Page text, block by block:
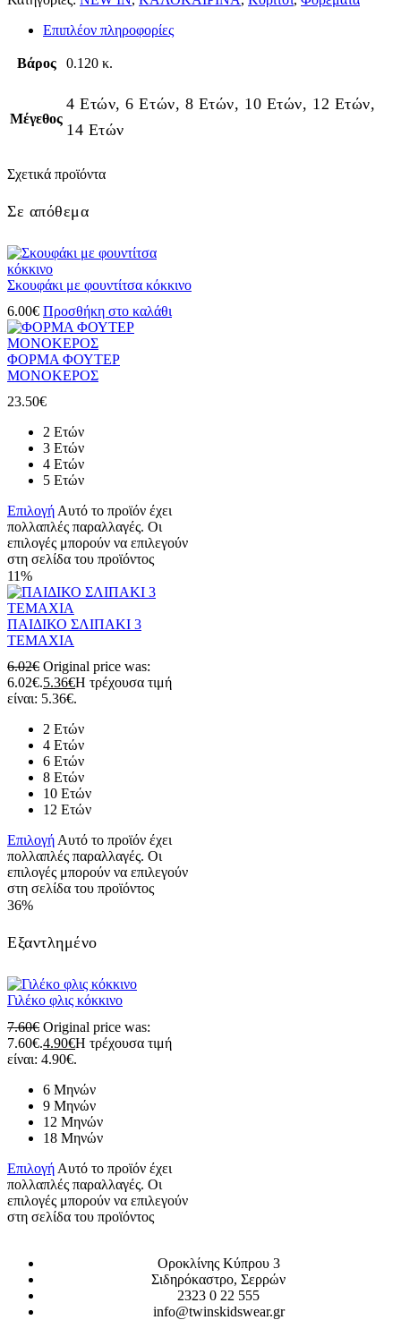
Επιπλέον πληροφορίες
Βάρος 0.120 κ.
Μέγεθος
4 Ετών, 6 Ετών, 8 Ετών, 10 Ετών, 12 Ετών,
14 Ετών
Σχετικά προϊόντα
Σε απόθεμα
Σκουφάκι με φουντίτσα κόκκινο
6.00€ Προσθήκη στο καλάθι
ΦΟΡΜΑ ΦΟΥΤΕΡ
ΜΟΝΟΚΕΡΟΣ
23.50€
2 Ετών
3 Ετών
4 Ετών
5 Ετών
Επιλογή Αυτό το προϊόν έχει
πολλαπλές παραλλαγές. Οι
επιλογές μπορούν να επιλεγούν
στη σελίδα του προϊόντος
11%
ΠΑΙΔΙΚΟ ΣΛΙΠΑΚΙ 3
ΤΕΜΑΧΙΑ
6.02€ Original price was:
6.02€.5.36€Η τρέχουσα τιμή
είναι: 5.36€.
2 Ετών
4 Ετών
6 Ετών
8 Ετών
10 Ετών
12 Ετών
Επιλογή Αυτό το προϊόν έχει
πολλαπλές παραλλαγές. Οι
επιλογές μπορούν να επιλεγούν
στη σελίδα του προϊόντος
36%
Εξαντλημένο
Γιλέκο φλις κόκκινο
7.60€ Original price was:
7.60€.4.90€Η τρέχουσα τιμή
είναι: 4.90€.
6 Μηνών
9 Μηνών
12 Μηνών
18 Μηνών
Επιλογή Αυτό το προϊόν έχει
πολλαπλές παραλλαγές. Οι
επιλογές μπορούν να επιλεγούν
στη σελίδα του προϊόντος
Οροκλίνης Κύπρου 3
Σιδηρόκαστρο, Σερρών
2323 0 22 555
info@twinskidswear.gr